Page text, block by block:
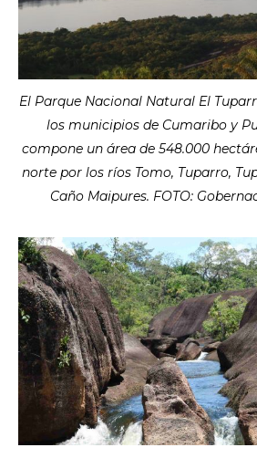
El Parque Nacional Natural El
los municipios de Cumaribo y
compone un área de 548.000
norte por los ríos Tomo, Tuparro,
Caño Maipures. FOTO: